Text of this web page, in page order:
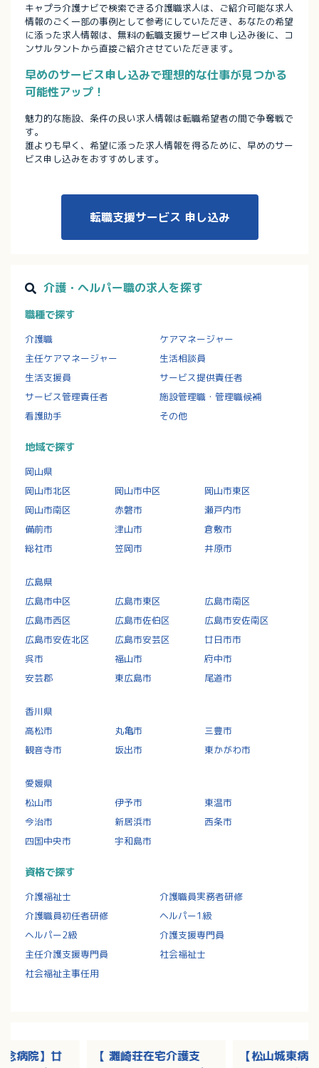
キャプラ介護ナビで検索できる介護職求人は、ご紹介可能な求人
情報のごく一部の事例として参考にしていただき、あなたの希望
に添った求人情報は、無料の転職支援サービス申し込み後に、コ
ンサルタントから直接ご紹介させていただきます。
早めのサービス申し込みで理想的な仕事が見つかる
可能性アップ！
魅力的な施設、条件の良い求人情報は転職希望者の間で争奪戦で
す。
誰よりも早く、希望に添った求人情報を得るために、早めのサー
ビス申し込みをおすすめします。
転職支援サービス 申し込み
介護・ヘルパー職の求人を探す
職種で探す
介護職
ケアマネージャー
主任ケアマネージャー
生活相談員
生活支援員
サービス提供責任者
サービス管理責任者
施設管理職・管理職候補
看護助手
その他
地域で探す
岡山県
岡山市北区
岡山市中区
岡山市東区
岡山市南区
赤磐市
瀬戸内市
備前市
津山市
倉敷市
総社市
笠岡市 井原市
広島県
広島市中区
広島市東区
広島市南区
広島市西区
広島市佐伯区
広島市安佐南区
広島市安佐北区
広島市安芸区
廿日市市
呉市
福山市
府中市
安芸郡
東広島市 尾道市
香川県
高松市
丸亀市
三豊市
観音寺市
坂出市 東かがわ市
愛媛県
松山市
伊予市
東温市
今治市
新居浜市
西条市
四国中央市
宇和島市
資格で探す
介護福祉士
介護職員実務者研修
介護職員初任者研修
ヘルパー1級
ヘルパー2級
介護支援専門員
主任介護支援専門員
社会福祉士
社会福祉主事任用
【 灘崎荘在宅介護支
【松山城東病
念病院】廿